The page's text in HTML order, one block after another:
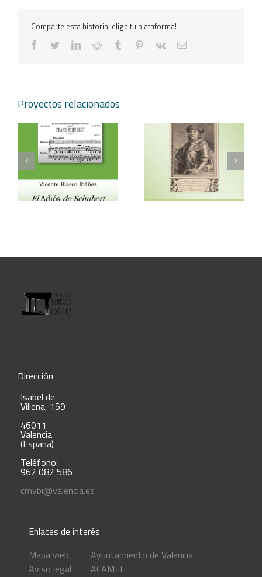
¡Comparte esta historia, elige tu plataforma!
facebooktwitterlinkedinreddit tumblr pinterest
vk
Correo
Proyectos relacionados
Vicente Blasco Ibáñez,
Hugo de Moncada
Aventura veneciana y
otros cuentos
Dirección
Isabel de
Villena, 159
46011
Valencia
(España)
Teléfono:
962 082 586
cmvbi@valencia.es
Enlaces de interés
Mapa web
Aviso legal
Ayuntamiento de Valencia
ACAMFE